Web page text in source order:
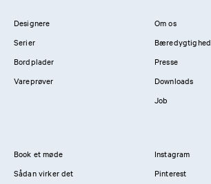
Designere
Serier
Bordplader
Vareprøver
Om os
Bæredygtighed
Presse
Downloads
Job
Book et møde
Sådan virker det
Instagram
Pinterest